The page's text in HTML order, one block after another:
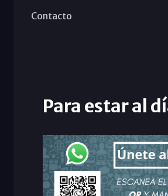
Contacto
Para estar al